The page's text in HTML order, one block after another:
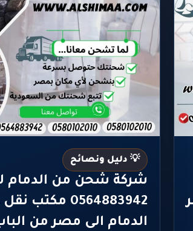
💡 دليل ونصائح
شركة شحن من الدمام
0564883942
الدمام الى مصر من